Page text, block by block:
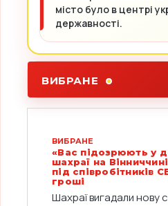
місто було в центрі
державності.
ВИБРАНЕ
ВИБРАНЕ
«Вас підозрюють у
шахраї на
під співробітників
гроші
Шахраї вигадали нову